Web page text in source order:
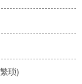
琐)